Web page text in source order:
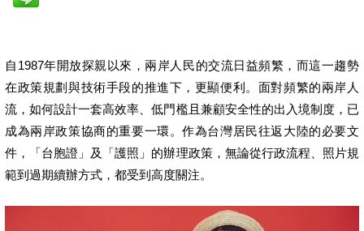
自1987年開放探親以來，兩岸人民的交流日益頻繁，而這一趨勢
在政策規劃與技術手段的推進下，更顯便利。面對頻繁的兩岸人
流，如何設計一套高效率、低門檻且兼顧安全性的出入境制度，已
成為兩岸政策協商的重要一環。作為台灣居民往返大陸的必要文
件，「台胞證」及「護照」的辦理政策，無論從行政流程、照片規
範到過期續辦方式，都受到高度關注。